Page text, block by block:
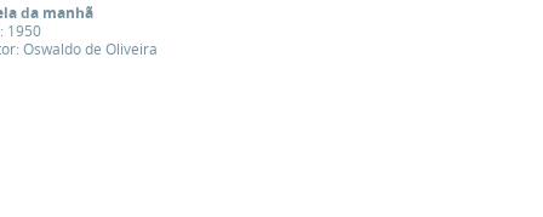
da manhã
1950
Oswaldo de Oliveira